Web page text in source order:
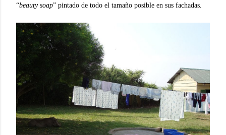
“beauty soap” pintado de todo el tamaño posible en sus fachadas.